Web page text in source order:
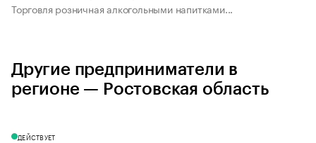
Торговля розничная алкогольными напитками...
Другие предприниматели в
регионе — Ростовская область
ДЕЙСТВУЕТ